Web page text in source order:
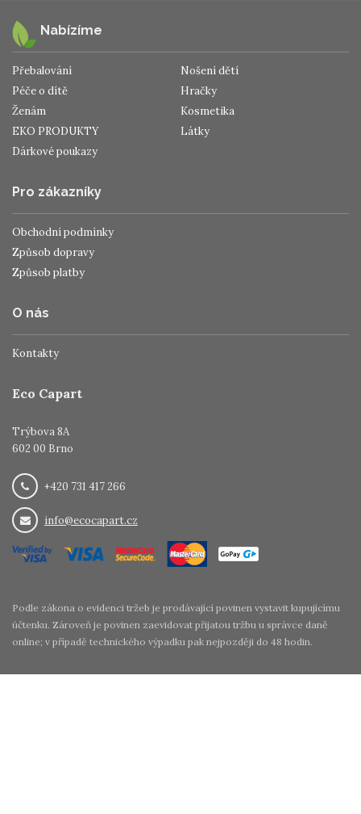
Nabízíme
Přebalování
Nošení dětí
Péče o dítě
Hračky
Ženám
Kosmetika
EKO PRODUKTY
Látky
Dárkové poukazy
Pro zákazníky
Obchodní podmínky
Způsob dopravy
Způsob platby
O nás
Kontakty
Eco Capart
Trýbova 8A
602 00 Brno
+420 731 417 266
info@ecocapart.cz
Podle zákona o evidenci tržeb je prodávající povinen vystavit kupujícímu
účtenku. Zároveň je povinen zaevidovat přijatou tržbu u správce daně
online; v případě technického výpadku pak nejpozději do 48 hodin.